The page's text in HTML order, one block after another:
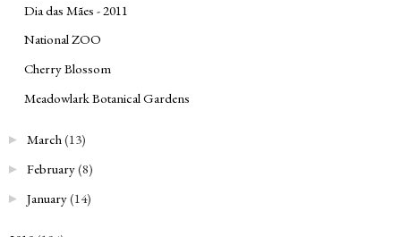
Dia das Mães - 2011
National ZOO
Cherry Blossom
Meadowlark Botanical Gardens
► March(13)
► February(8)
► January(14)